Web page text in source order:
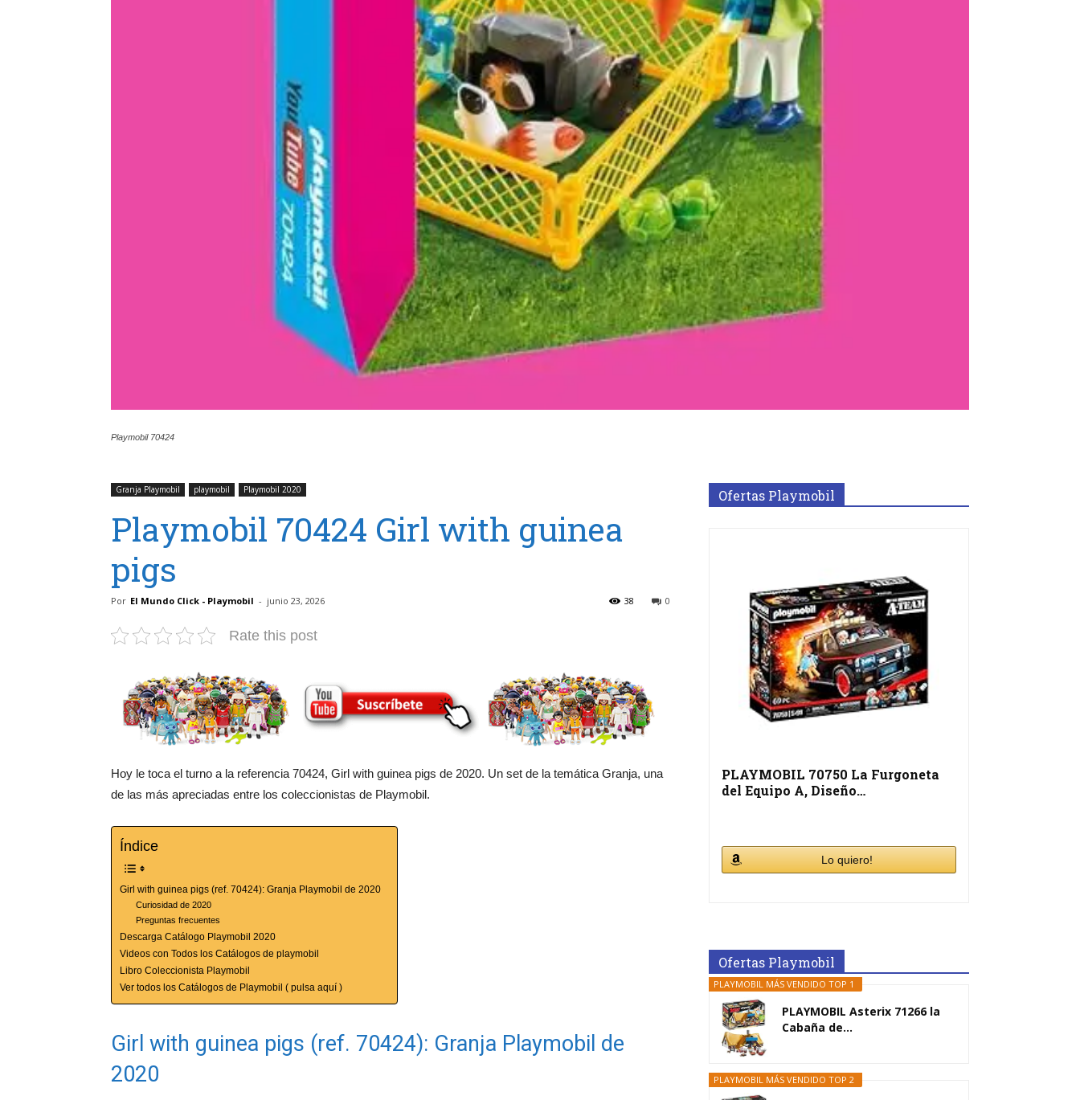
Playmobil 70424
Granja Playmobil playmobil Playmobil 2020
Playmobil 70424 Girl with guinea
pigs
Por El Mundo Click - Playmobil - junio 23, 2026 0
38
Rate this post
Hoy le toca el turno a la referencia 70424, Girl with guinea pigs de 2020. Un set de la temática Granja, una
de las más apreciadas entre los coleccionistas de Playmobil.
Índice
Girl with guinea pigs (ref. 70424): Granja Playmobil de 2020
Curiosidad de 2020
Preguntas frecuentes
Descarga Catálogo Playmobil 2020
Videos con Todos los Catálogos de playmobil
Libro Coleccionista Playmobil
Ver todos los Catálogos de Playmobil ( pulsa aquí )
Girl with guinea pigs (ref. 70424): Granja Playmobil de
2020
Ofertas Playmobil
PLAYMOBIL 70750 La Furgoneta
del Equipo A, Diseño…
Lo quiero!
Ofertas Playmobil
PLAYMOBIL MÁS VENDIDO TOP 1
PLAYMOBIL Asterix 71266 la
Cabaña de...
PLAYMOBIL MÁS VENDIDO TOP 2